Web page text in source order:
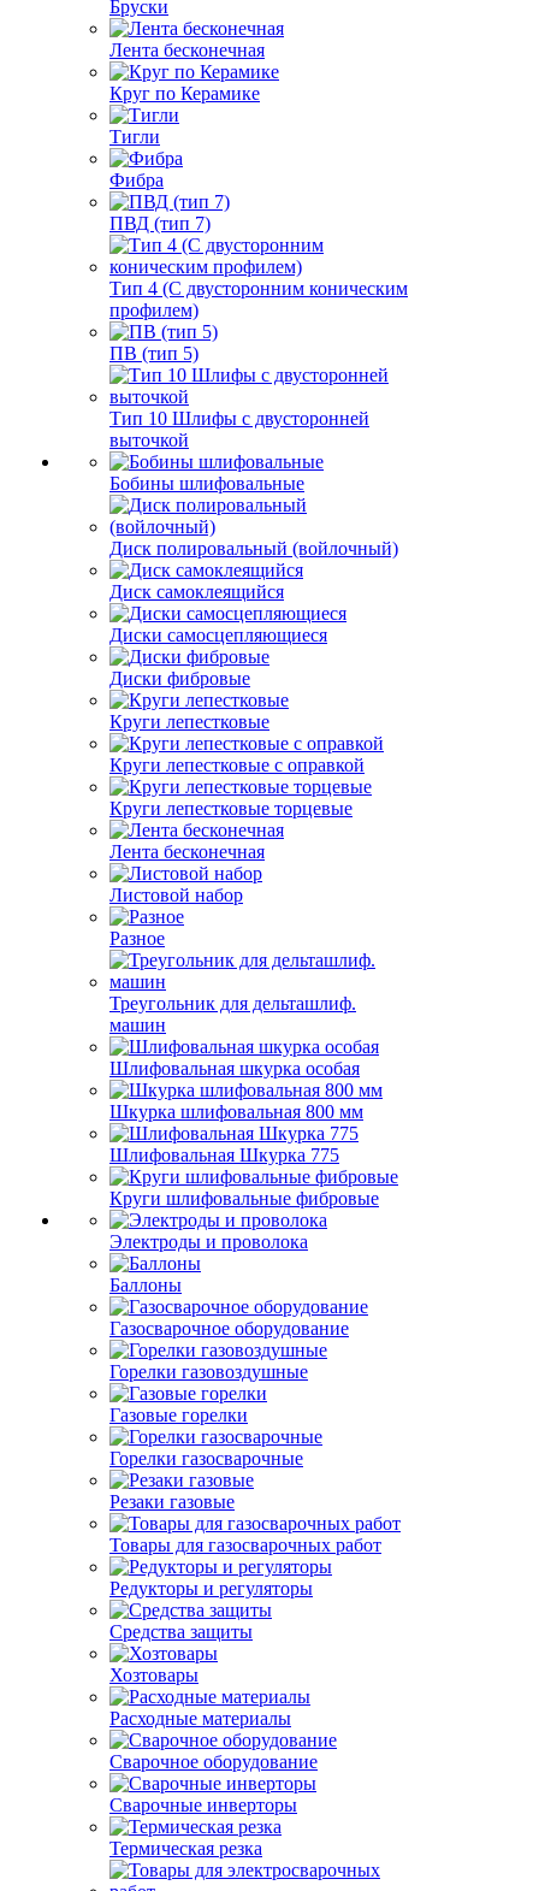
Бруски
Лента бесконечная
Круг по Керамике
Тигли
Фибра
ПВД (тип 7)
Тип 4 (С двусторонним коническим
профилем)
ПВ (тип 5)
Тип 10 Шлифы с двусторонней
выточкой
Бобины шлифовальные
Диск полировальный (войлочный)
Диск самоклеящийся
Диски самосцепляющиеся
Диски фибровые
Круги лепестковые
Круги лепестковые с оправкой
Круги лепестковые торцевые
Лента бесконечная
Листовой набор
Разное
Треугольник для дельташлиф.
машин
Шлифовальная шкурка особая
Шкурка шлифовальная 800 мм
Шлифовальная Шкурка 775
Круги шлифовальные фибровые
Электроды и проволока
Баллоны
Газосварочное оборудование
Горелки газовоздушные
Газовые горелки
Горелки газосварочные
Резаки газовые
Товары для газосварочных работ
Редукторы и регуляторы
Средства защиты
Хозтовары
Расходные материалы
Сварочное оборудование
Сварочные инверторы
Термическая резка